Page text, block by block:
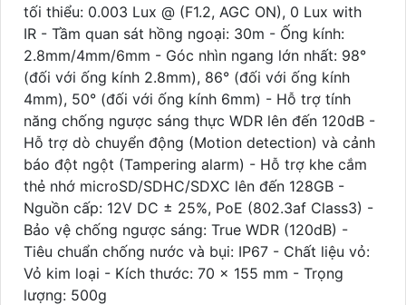
tối thiểu: 0.003 Lux @ (F1.2, AGC ON), 0 Lux with
IR - Tầm quan sát hồng ngoại: 30m - Ống kính:
2.8mm/4mm/6mm - Góc nhìn ngang lớn nhất: 98°
(đối với ống kính 2.8mm), 86° (đối với ống kính
4mm), 50° (đối với ống kính 6mm) - Hỗ trợ tính
năng chống ngược sáng thực WDR lên đến 120dB -
Hỗ trợ dò chuyển động (Motion detection) và cảnh
báo đột ngột (Tampering alarm) - Hỗ trợ khe cắm
thẻ nhớ microSD/SDHC/SDXC lên đến 128GB -
Nguồn cấp: 12V DC ± 25%, PoE (802.3af Class3) -
Bảo vệ chống ngược sáng: True WDR (120dB) -
Tiêu chuẩn chống nước và bụi: IP67 - Chất liệu vỏ:
Vỏ kim loại - Kích thước: 70 x 155 mm - Trọng
lượng: 500g